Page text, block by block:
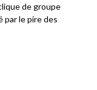
de groupe
par le pire des